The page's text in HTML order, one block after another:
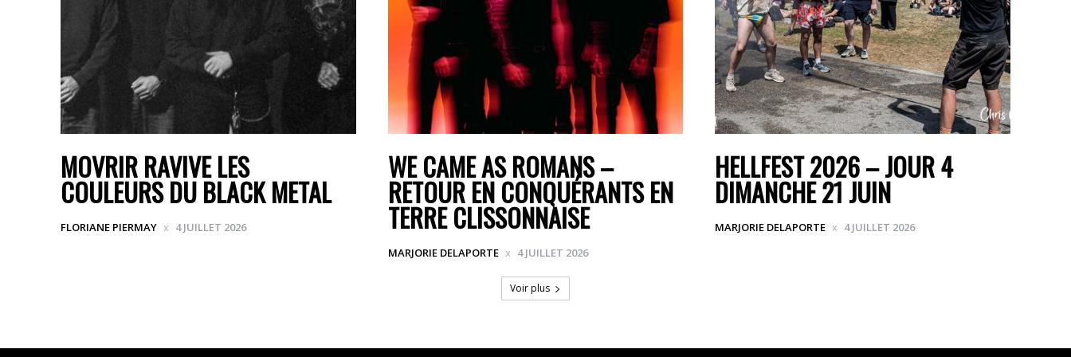
MOVRIR RAVIVE LES
COULEURS DU BLACK METAL
FLORIANE PIERMAY 4 JUILLET 2026
WE CAME AS ROMANS –
RETOUR EN CONQUÉRANTS EN
TERRE CLISSONNAISE
MARJORIE DELAPORTE 4 JUILLET 2026
HELLFEST 2026 – JOUR 4
DIMANCHE 21 JUIN
MARJORIE DELAPORTE 4 JUILLET 2026
Voir plus